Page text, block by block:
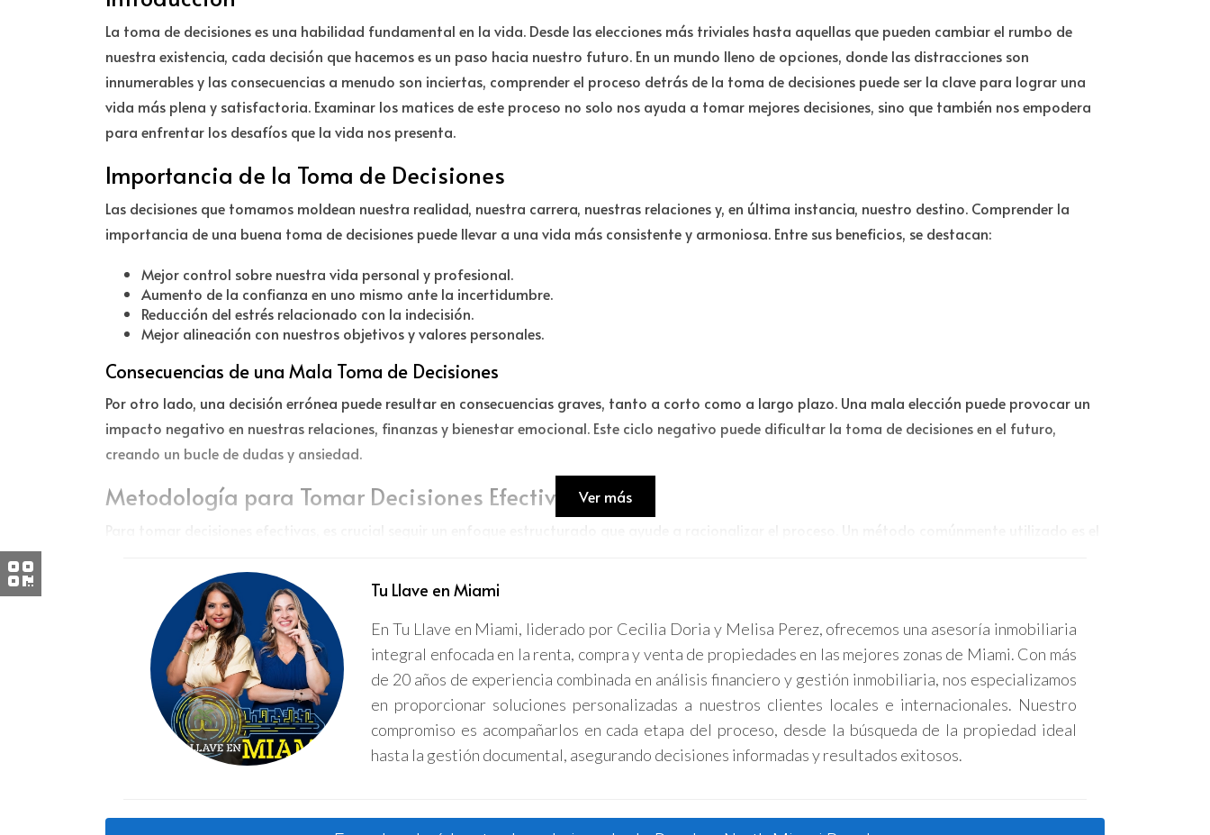
La toma de decisiones es una habilidad fundamental en la vida. Desde las elecciones más triviales hasta aquellas que pueden cambiar el rumbo de
nuestra existencia, cada decisión que hacemos es un paso hacia nuestro futuro. En un mundo lleno de opciones, donde las distracciones son
innumerables y las consecuencias a menudo son inciertas, comprender el proceso detrás de la toma de decisiones puede ser la clave para lograr una
vida más plena y satisfactoria. Examinar los matices de este proceso no solo nos ayuda a tomar mejores decisiones, sino que también nos empodera
para enfrentar los desafíos que la vida nos presenta.
Importancia de la Toma de Decisiones
Las decisiones que tomamos moldean nuestra realidad, nuestra carrera, nuestras relaciones y, en última instancia, nuestro destino. Comprender la
importancia de una buena toma de decisiones puede llevar a una vida más consistente y armoniosa. Entre sus beneficios, se destacan:
Mejor control sobre nuestra vida personal y profesional.
Aumento de la confianza en uno mismo ante la incertidumbre.
Reducción del estrés relacionado con la indecisión.
Mejor alineación con nuestros objetivos y valores personales.
Consecuencias de una Mala Toma de Decisiones
Por otro lado, una decisión errónea puede resultar en consecuencias graves, tanto a corto como a largo plazo. Una mala elección puede provocar un
impacto negativo en nuestras relaciones, finanzas y bienestar emocional. Este ciclo negativo puede dificultar la toma de decisiones en el futuro,
creando un bucle de dudas y ansiedad.
Metodología para Tomar Decisiones Efectivas
presentan algunos pasos clave para llevar a cabo este proceso:
Definir claramente el problema o la situación que requiere una decisión.
Identificar las opciones disponibles y recolectar información relevante.
Evaluar los pros y los contras de cada opción.
Tomar la decisión considerando no solo el resultado inmediato, sino también el impacto a largo plazo.
Implementar la decisión y hacer un seguimiento de los resultados.
Un enfoque estructurado en la toma de decisiones permite una mayor claridad y efectividad, conduciendo a resultados más
satisfactorios.
Estudios de Caso
Ver más
Tu Llave en Miami
En Tu Llave en Miami, liderado por Cecilia Doria y Melisa Perez, ofrecemos una asesoría inmobiliaria
integral enfocada en la renta, compra y venta de propiedades en las mejores zonas de Miami. Con más
de 20 años de experiencia combinada en análisis financiero y gestión inmobiliaria, nos especializamos
en proporcionar soluciones personalizadas a nuestros clientes locales e internacionales. Nuestro
compromiso es acompañarlos en cada etapa del proceso, desde la búsqueda de la propiedad ideal
hasta la gestión documental, asegurando decisiones informadas y resultados exitosos.